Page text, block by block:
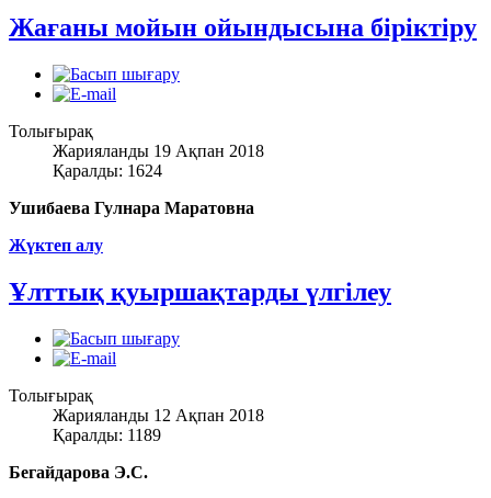
Жағаны мойын ойындысына біріктіру
Толығырақ
Жарияланды 19 Ақпан 2018
Қаралды: 1624
Ушибаева Гулнара Маратовна
Жүктеп алу
Ұлттық қуыршақтарды үлгілеу
Толығырақ
Жарияланды 12 Ақпан 2018
Қаралды: 1189
Бегайдарова Э.С.